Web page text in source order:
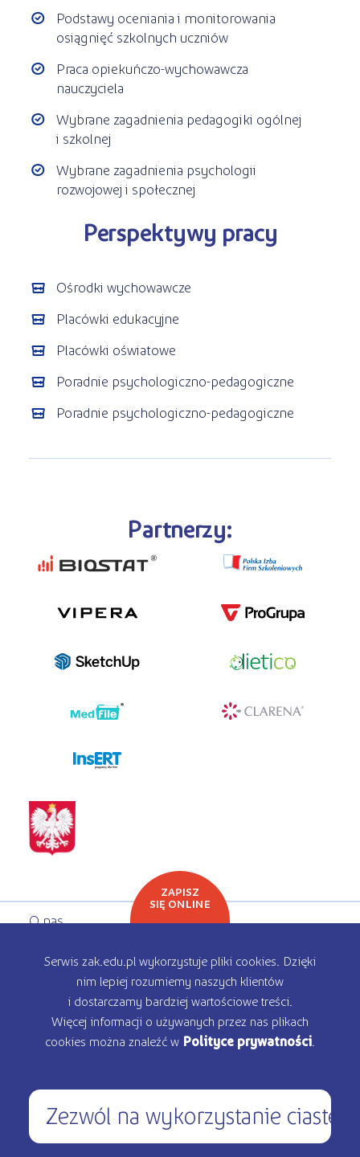
Podstawy oceniania i monitorowania
osiągnięć szkolnych uczniów
Praca opiekuńczo-wychowawcza
nauczyciela
Wybrane zagadnienia pedagogiki ogólnej
i szkolnej
Wybrane zagadnienia psychologii
rozwojowej i społecznej
Perspektywy pracy
Ośrodki wychowawcze
Placówki edukacyjne
Placówki oświatowe
Poradnie psychologiczno-pedagogiczne
Poradnie psychologiczno-pedagogiczne
Partnerzy:
programy dla firm
O nas
Oferta edukacyjna
Rekrutacja
Kontakt
ZAPISZ
SIĘ ONLINE
Serwis zak.edu.pl wykorzystuje pliki cookies. Dzięki
nim lepiej rozumiemy naszych klientów
i dostarczamy bardziej wartościowe treści.
Więcej informacji o używanych przez nas plikach
cookies można znaleźć w Polityce prywatności
Zezwól na wykorzystanie